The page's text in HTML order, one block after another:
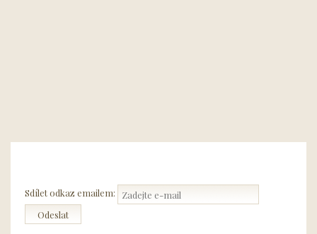
Sdílet odkaz emailem: